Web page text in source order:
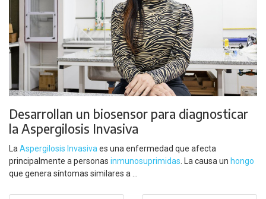
Desarrollan un biosensor para diagnosticar
la Aspergilosis Invasiva
La Aspergilosis Invasiva es una enfermedad que afecta
principalmente a personas inmunosuprimidas . La causa un hongo
que genera síntomas similares a ...